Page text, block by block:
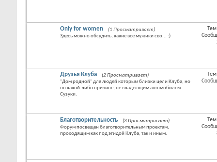
Only for women
(1 Просматривает)
Здесь можно обсудить, какие все мужики сво... :)
лента
Друзья Клуба
(2 Просматривает)
"Дом родной" для людей которым близки цели Клуба, но
по какой-либо причине, не владеющим автомобилем
Сузуки.
лента
Благотворительность
(3 Просматривает)
Форум посвещен благотворительным проектам,
проходящим как под эгидой Клуба, так и иным.
лента